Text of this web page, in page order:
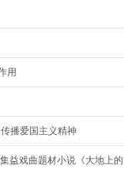
用
播爱国主义精神
益戏曲题材小说《大地上